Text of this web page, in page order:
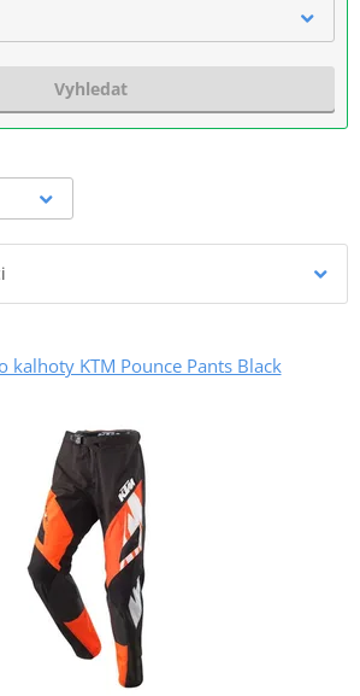
Vyhledat
kalhoty KTM Pounce Pants Black